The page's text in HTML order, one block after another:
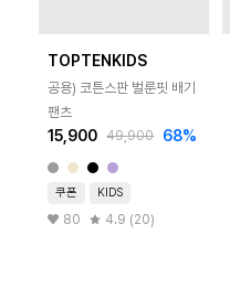
TOPTENKIDS
공용) 코튼스판 벌룬핏 배기
팬츠
15,900 49,900 68%
쿠폰 KIDS
80 4.9 (20)